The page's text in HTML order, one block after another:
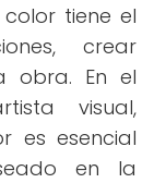
tiene el
crear
obra. En el
visual,
es esencial
en la